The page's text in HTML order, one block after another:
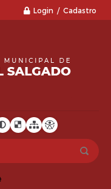
Login / Cadastro